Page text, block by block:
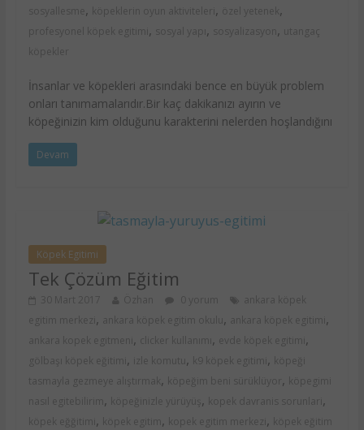
sosyallesme , köpeklerin oyun aktiviteleri , özel yetenek ,
profesyonel köpek egitimi , sosyal yapı , sosyalizasyon ,
utangaç
köpekler
İnsanlar ve köpekleri arasındaki bence en büyük problem
onları tanımamalarıdır.Bir kaç dakikanızı ayırın ve
köpeğinizin kim olduğunu karakterini nelerden hoşlandığını
Devam
Köpek Egitimi
Tek Çözüm Eğitim
30 Mart 2017 Özhan 0 yorum
ankara köpek
egitim merkezi , ankara köpek egitim okulu , ankara köpek egitimi ,
ankara kopek egitmeni , clicker kullanımı , evde köpek egitimi ,
gölbaşı köpek eğitimi , izle komutu , k9 köpek egitimi ,
köpeği
tasmayla gezmeye alıştırmak , köpeğim beni sürüklüyor ,
köpegimi
nasıl egitebilirim , köpeğinizle yürüyüş , kopek davranis sorunlari ,
köpek eğğitimi , köpek egitim , kopek egitim merkezi , köpek eğitim